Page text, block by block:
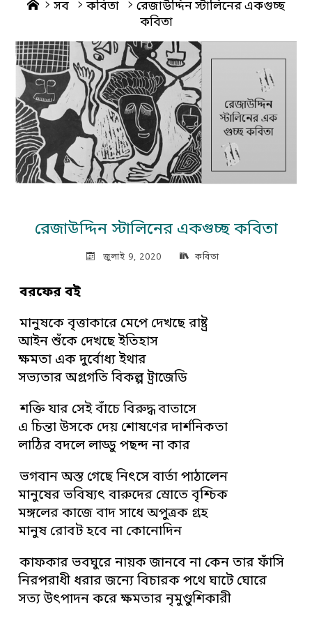
Home
সব কবিতা
রেজাউদ্দিন স্টালিনের একগুচ্ছ
কবিতা
রেজাউদ্দিন স্টালিনের একগুচ্ছ কবিতা
জুলাই 9, 2020 কবিতা
বরফের বই
মানুষকে বৃত্তাকারে মেপে দেখছে রাষ্ট্র
আইন শুঁকে দেখছে ইতিহাস
ক্ষমতা এক দুর্বোধ্য ইথার
সভ্যতার অগ্রগতি বিকল্প ট্রাজেডি
শক্তি যার সেই বাঁচে বিরুদ্ধ বাতাসে
এ চিন্তা উসকে দেয় শোষণের দার্শনিকতা
লাঠির বদলে লাড্ডু পছন্দ না কার
ভগবান অস্ত গেছে নিৎসে বার্তা পাঠালেন
মানুষের ভবিষ্যৎ বারুদের স্রোতে বৃশ্চিক
মঙ্গলের কাজে বাদ সাধে অপুত্রক গ্রহ
মানুষ রোবট হবে না কোনোদিন
কাফকার ভবঘুরে নায়ক জানবে না কেন তার ফাঁসি
নিরপরাধী ধরার জন্যে বিচারক পথে ঘাটে ঘোরে
সত্য উৎপাদন করে ক্ষমতার নৃমুণ্ডুশিকারী